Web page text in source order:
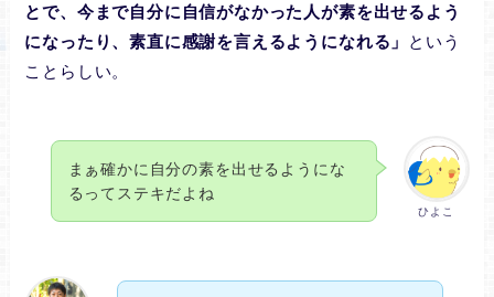
とで、今まで自分に自信がなかった人が素を出せるよう
になったり、素直に感謝を言えるようになれる」
という
ことらしい。
ひよこ
まぁ確かに自分の素を出せるようにな
るってステキだよね